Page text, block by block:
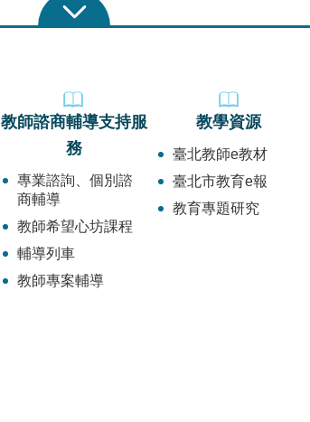
教師諮商輔導支持服
務
專業諮詢、個別諮
商輔導
教師希望心坊課程
輔導列車
教師專案輔導
教學資源
臺北教師e教材
臺北市教育e報
教育專題研究